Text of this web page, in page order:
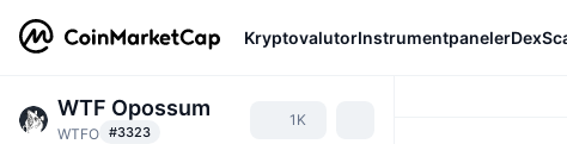
KryptovalutorInstrumentpaneler
WTF Opossum
WTFO #3323
1K